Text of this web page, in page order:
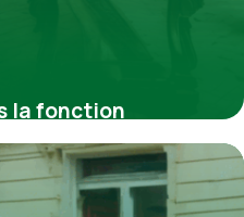
la fonction
enjeux et réalités